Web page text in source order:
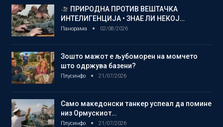
ПРИРОДНА ПРОТИВ ВЕШТАЧКА
ИНТЕЛИГЕНЦИЈА • ЗНАЕ ЛИ НЕКОЈ…
Панорама 02/08/2026
Зошто мажот е љубоморен на момчето
што одржува базени?
Плусинфо 21/07/2026
Само македонски танкер успеал да помине
низ Ормускиот…
Плусинфо 21/07/2026